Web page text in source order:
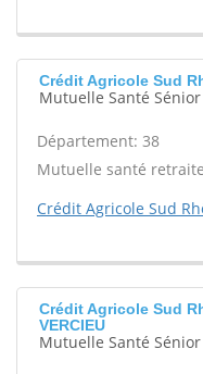
Crédit Agricole Sud
Mutuelle Santé Sénior
Département: 38
Mutuelle santé
Crédit Agricole Sud
Crédit Agricole Sud
VERCIEU
Mutuelle Santé Sénior